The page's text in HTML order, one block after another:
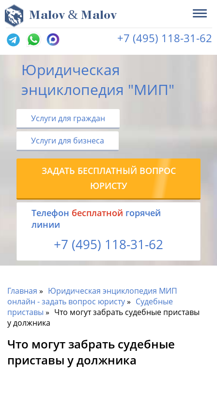
Malov & Malov
+7 (495) 118-31-62
Юридическая
энциклопедия "МИП"
Услуги для граждан
Услуги для бизнеса
ЗАДАТЬ БЕСПЛАТНЫЙ ВОПРОС
ЮРИСТУ
Tелефон бесплатной горячей
линии
+7 (495) 118-31-62
Главная
Юридическая энциклопедия МИП
онлайн - задать вопрос юристу
Судебные
приставы
Что могут забрать судебные приставы
у должника
Что могут забрать судебные
приставы у должника